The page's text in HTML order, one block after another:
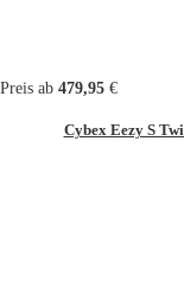
Preis ab 479,95 €
Cybex Eezy S